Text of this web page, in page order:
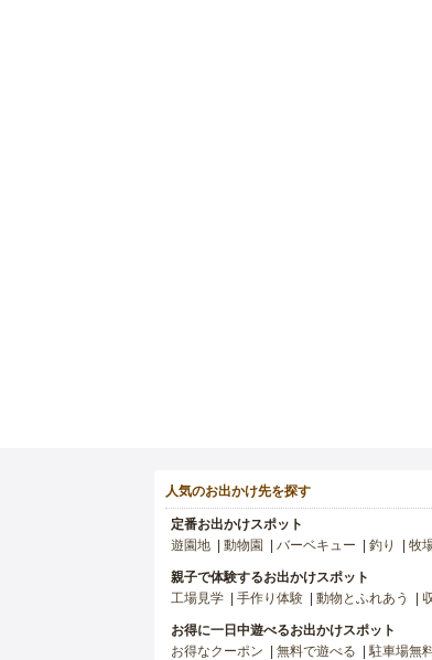
人気のお出かけ先を探す
定番お出かけスポット
遊園地
動物園 バーベキュー 釣り 牧
親子で体験するお出かけスポット
工場見学
手作り体験 動物とふれあう
お得に一日中遊べるお出かけスポット
お得なクーポン
無料で遊べる 駐車場無